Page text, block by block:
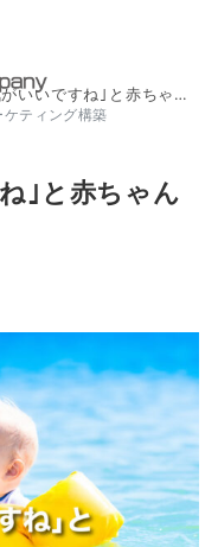
ティング構築
いですね｣と赤ちゃんの｢ま｣
｣と赤ちゃん